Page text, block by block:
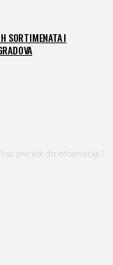
SORTIMENATA I
prvi klik do informacija !